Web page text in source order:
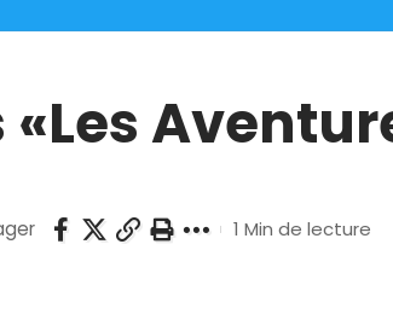
1 Min de lecture